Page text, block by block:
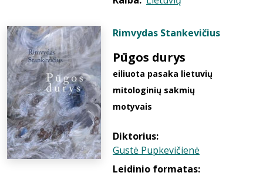
Rimvydas Stankevičius
Pūgos durys
eiliuota pasaka lietuvių
mitologinių sakmių
motyvais
Diktorius:
Gustė Pupkevičienė
Leidinio formatas: